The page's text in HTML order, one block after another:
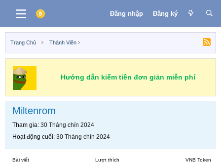
Đăng nhập Đăng ký
Trang Chủ Thành Viên
Hướng dẫn kiếm tiền đơn giản miễn phí
Miltenrom
Tham gia 30 Tháng chín 2024
Hoạt động cuối 30 Tháng chín 2024
Bài viết Lượt thích VNB Token